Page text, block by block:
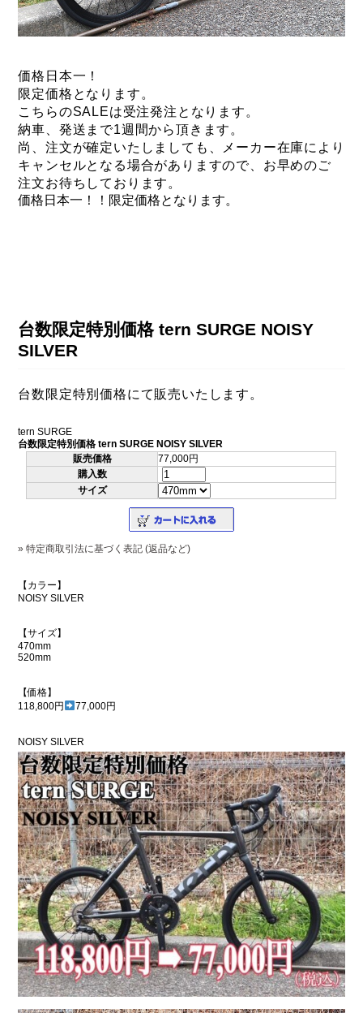
価格日本一！
限定価格となります。
こちらのSALEは受注発注となります。
納車、発送まで1週間から頂きます。
尚、注文が確定いたしましても、
メーカー在庫により
キャンセルとなる場合がありますので、 お早めのご
注文お待ちしております。
価格日本一！！限定価格となります。
台数限定特別価格 tern SURGE NOISY
SILVER
台数限定特別価格にて販売いたします。
tern SURGE
台数限定特別価格 tern SURGE NOISY SILVER
販売価格
77,000円
購入数
サイズ
» 特定商取引法に基づく表記 (返品など)
【カラー】
NOISY SILVER
【サイズ】
470mm
520mm
【価格】
118,800円
77,000円
NOISY SILVER